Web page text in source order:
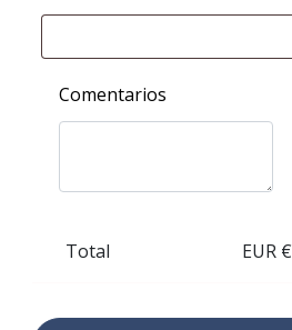
Comentarios
Total EUR €